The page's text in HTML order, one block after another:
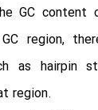
GC content
region,
as hairpin
region.